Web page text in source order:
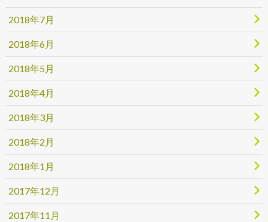
2018年7月
2018年6月
2018年5月
2018年4月
2018年3月
2018年2月
2018年1月
2017年12月
2017年11月